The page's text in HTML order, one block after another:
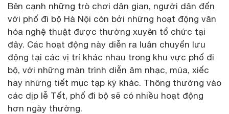
Bên cạnh những trò chơi dân gian, người dân đến
với phố đi bộ Hà Nội còn bởi những hoạt động văn
hóa nghệ thuật được thường xuyên tổ chức tại
đây. Các hoạt động này diễn ra luân chuyển lưu
động tại các vị trí khác nhau trong khu vực phố đi
bộ, với những màn trình diễn âm nhạc, múa, xiếc
hay những tiết mục tạp kỹ khác. Thông thường vào
các dịp lễ Tết, phố đi bộ sẽ có nhiều hoạt động
hơn ngày thường.